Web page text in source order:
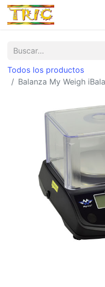
Todos los productos
Balanza My Weigh